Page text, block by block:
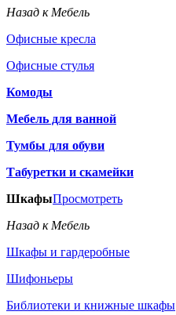
Назад к Мебель
Офисные кресла
Офисные стулья
Комоды
Мебель для ванной
Тумбы для обуви
Табуретки и скамейки
ШкафыПросмотреть
Назад к Мебель
Шкафы и гардеробные
Шифоньеры
Библиотеки и книжные шкафы